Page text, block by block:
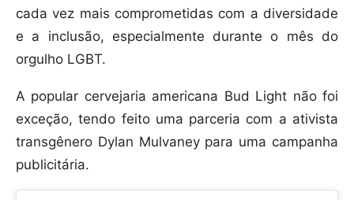
cada vez mais comprometidas com a diversidade
e a inclusão, especialmente durante o mês do
orgulho LGBT.
A popular cervejaria americana Bud Light não foi
exceção, tendo feito uma parceria com a ativista
transgênero Dylan Mulvaney para uma campanha
publicitária.